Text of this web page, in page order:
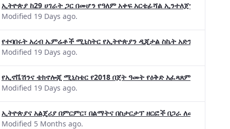
ኢትዮጵያ ከ29 ሀገራት ጋር በመሆን የዓለም አቀፍ አርቴፊሻል ኢንተለጀንስ ትብብር
Modified 19 Days ago.
የተባበሩት አረብ ኤምሬቶች ሚኒስትር የኢትዮጵያን ዲጂታል ስኬት አድንቀዋል
Modified 19 Days ago.
የኢኖቬሽንና ቴክኖሎጂ ሚኒስቴር የ2018 በጀት ዓመት የዕቅድ አፈጻጸምና የቀጣይ
Modified 19 Days ago.
ኢትዮጵያና አልጄሪያ በምርምር፣ በልማትና በስታርታፕ ዘርፎች በጋራ ለመስራት መከሩ፡፡
Modified 5 Months ago.